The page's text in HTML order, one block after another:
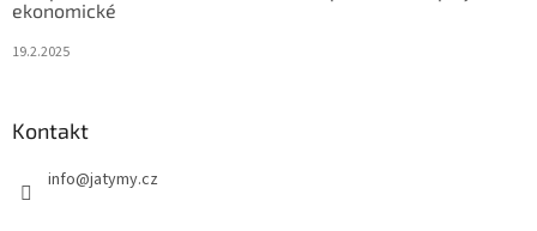
ekonomické
19.2.2025
Kontakt
info@jatymy.cz